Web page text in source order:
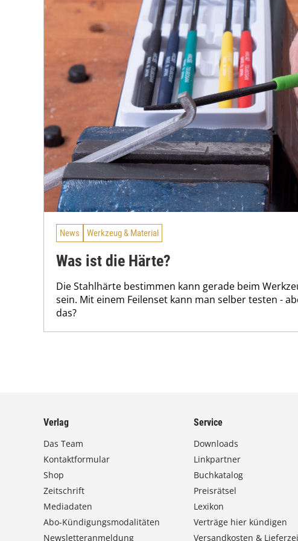
News Werkzeug & Material
Was ist die Härte?
Die Stahlhärte bestimmen kann gerade beim
sein. Mit einem Feilenset kann man selber testen -
das?
Verlag
Das Team
Kontaktformular
Shop
Zeitschrift
Mediadaten
Abo-Kündigungsmodalitäten
Newsletteranmeldung
Service
Downloads
Linkpartner
Buchkatalog
Preisrätsel
Lexikon
Verträge hier kündigen
Versandkosten &